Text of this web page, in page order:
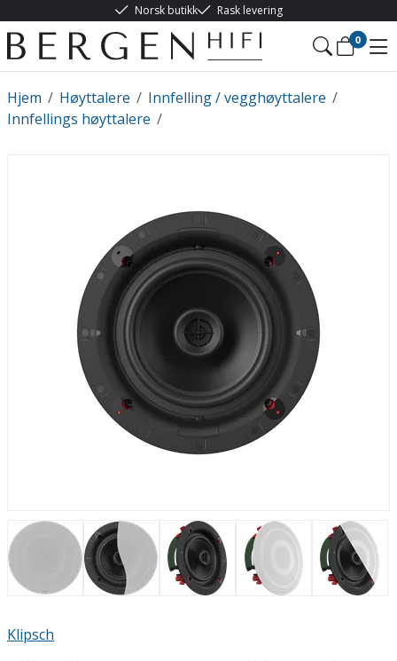
Norsk butikk Rask levering
0
/
Hjem /
Høyttalere /
Innfelling / vegghøyttalere
/
Innfellings høyttalere
Klipsch